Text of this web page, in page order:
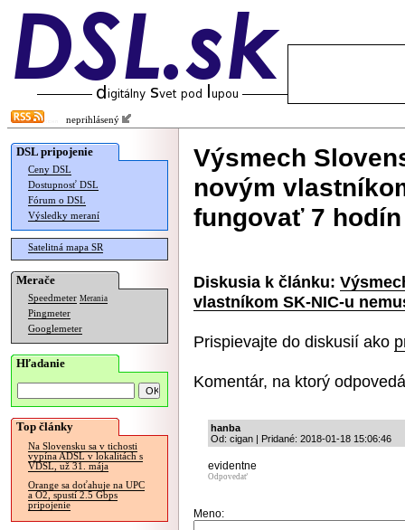
neprihlásený
DSL pripojenie
Ceny DSL
Dostupnosť DSL
Fórum o DSL
Výsledky meraní
Satelitná mapa SR
Merače
Speedmeter Merania
Pingmeter
Googlemeter
Hľadanie
Top články
Na Slovensku sa v tichosti
vypína ADSL v lokalitách s
VDSL, už 31. mája
Orange sa doťahuje na UPC
a O2, spustí 2.5 Gbps
pripojenie
Výsmech
novým
fungovať 7
Diskusia k článku:
vlastníkom SK-NIC-u
Prispievajte do diskusií ako
Komentár, na ktorý
hanba
Od: cigan | Pridané: 2018-01-18 15:06:46
evidentne
Odpovedať
Meno: